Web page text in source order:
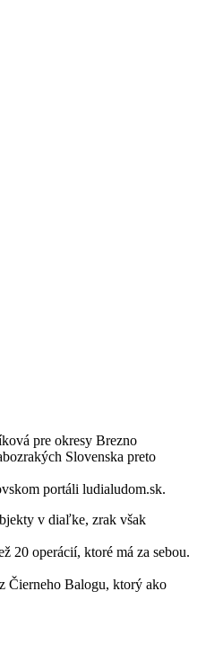
pre okresy Brezno
Slovenska preto
portáli ludialudom.sk.
v diaľke, zrak však
20 operácií, ktoré má za sebou.
Čierneho Balogu, ktorý ako